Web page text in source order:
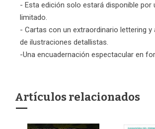
- Esta edición solo estará disponible por
limitado.
- Cartas con un extraordinario lettering y
de ilustraciones detallistas.
-Una encuadernación espectacular en
Artículos relacionados